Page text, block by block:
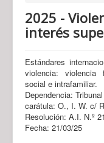
2025 -
interés
Estándares
violencia: violencia
social e intrafamiliar.
Dependencia:
carátula: O., I. W. c/
Resolución: A.I. N.º
Fecha: 21/03/25